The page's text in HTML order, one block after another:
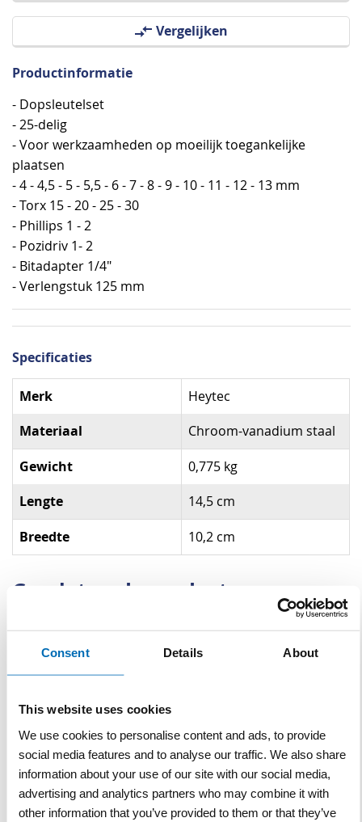
Consent Details About
This website uses cookies
We use cookies to personalise content and ads, to provide
social media features and to analyse our traffic. We also share
information about your use of our site with our social media,
advertising and analytics partners who may combine it with
other information that you’ve provided to them or that they’ve
Vergelijken
Productinformatie
- Dopsleutelset
- 25-delig
- Voor werkzaamheden op moeilijk toegankelijke
plaatsen
- 4 - 4,5 - 5 - 5,5 - 6 - 7 - 8 - 9 - 10 - 11 - 12 - 13 mm
- Torx 15 - 20 - 25 - 30
- Phillips 1 - 2
- Pozidriv 1- 2
- Bitadapter 1/4"
- Verlengstuk 125 mm
Specificaties
Specificaties
Merk Heytec
Materiaal Chroom-vanadium staal
Gewicht 0,775 kg
Lengte 14,5 cm
Breedte 10,2 cm
Gerelateerde producten
Dopsleutelset Heytec 18
delig aansluiting 1/2"
Dopsleutelset Heytec 44
delig aansluiting 1/4"